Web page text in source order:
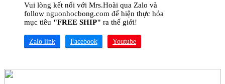
Vui lòng kết nối với Mrs.Hoài qua Zalo và
follow nguonhocbong.com để hiện thực hóa
mục tiêu "FREE SHIP" ra thế giới!
Zalo link Facebook Youtube